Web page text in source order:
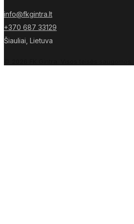
info@fkgintra.lt
+370 687 33129
Šiauliai, Lietuva